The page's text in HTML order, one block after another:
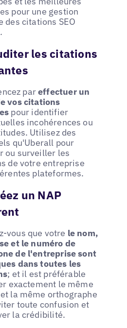
pour une gestion
des citations SEO
les citations
pareffectuer un
vos citations
pour identifier
incohérences ou
Utilisez des
qu'Uberall pour
ou surveiller les
de votre entreprise
plateformes.
un NAP
vous que votre le nom,
et le numéro de
de l'entreprise sont
dans toutes les
; et il est préférable
exactement le même
la même orthographe
toute confusion et
la crédibilité.